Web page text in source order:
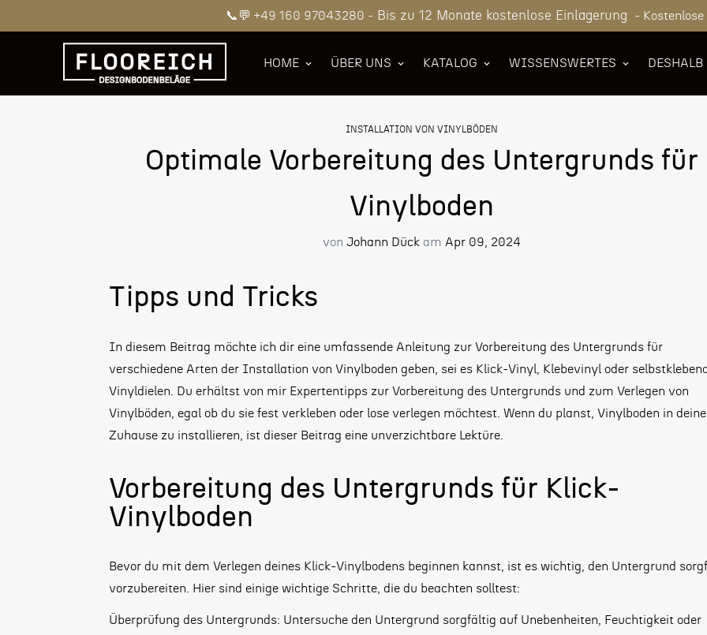
📞💬 +49 160 97043280 - Bis zu 12 Monate kostenlose Einlagerung -
HOME ÜBER UNS KATALOG WISSENSWERTES DESHALB
INSTALLATION VON VINYLBÖDEN
Optimale Vorbereitung des Untergrunds für
Vinylboden
von Johann Dück am Apr 09, 2024
Tipps und Tricks
In diesem Beitrag möchte ich dir eine umfassende Anleitung zur Vorbereitung des Untergrunds für
verschiedene Arten der Installation von Vinylboden geben, sei es Klick-Vinyl, Klebevinyl oder
Vinyldielen. Du erhältst von mir Expertentipps zur Vorbereitung des Untergrunds und zum Verlegen von
Vinylböden, egal ob du sie fest verkleben oder lose verlegen möchtest. Wenn du planst, Vinylboden in
Zuhause zu installieren, ist dieser Beitrag eine unverzichtbare Lektüre.
Vorbereitung des Untergrunds für Klick-
Vinylboden
Bevor du mit dem Verlegen deines Klick-Vinylbodens beginnen kannst, ist es wichtig, den Untergrund
vorzubereiten. Hier sind einige wichtige Schritte, die du beachten solltest:
Überprüfung des Untergrunds: Untersuche den Untergrund sorgfältig auf Unebenheiten, Feuchtigkeit oder